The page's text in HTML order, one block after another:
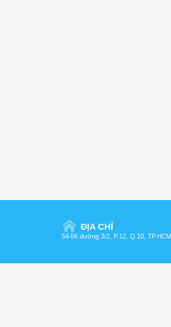
ĐỊA CHỈ
54-56 đường 3/2, P.12, Q.10, TP.HCM